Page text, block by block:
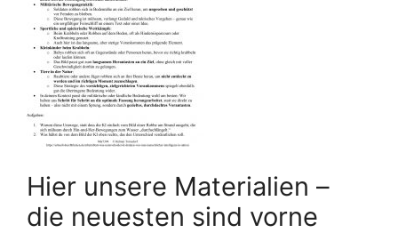
Hier unsere Materialien –
die neuesten sind vorne